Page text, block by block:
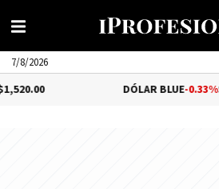
7/8/2026
DÓLAR BLUE-0.33%$1,525.00